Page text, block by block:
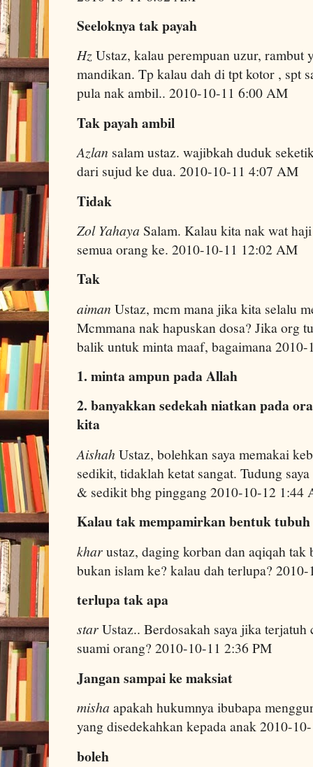
Seeloknya tak payah
HzUstaz, kalau perempuan uzur, rambut
mandikan. Tp kalau dah di tpt kotor , spt
pula nak ambil.. 2010-10-11 6:00 AM
Tak payah ambil
Azlan salam ustaz. wajibkah duduk
dari sujud ke dua. 2010-10-11 4:07 AM
Tidak
Zol Yahaya Salam. Kalau kita nak wat
semua orang ke. 2010-10-11 12:02 AM
Tak
aiman Ustaz, mcm mana jika kita selalu
Mcmmana nak hapuskan dosa? Jika org
balik untuk minta maaf, bagaimana
1. minta ampun pada Allah
2. banyakkan sedekah niatkan pada
kita
AishahUstaz, bolehkan saya memakai
sedikit, tidaklah ketat sangat. Tudung
& sedikit bhg pinggang 2010-10-12 1:44
Kalau tak mempamirkan bentuk tubuh
kharustaz, daging korban dan aqiqah
bukan islam ke? kalau dah terlupa?
terlupa tak apa
starUstaz.. Berdosakah saya jika
suami orang? 2010-10-11 2:36 PM
Jangan sampai ke maksiat
misha apakah hukumnya ibubapa
yang disedekahkan kepada anak 2010-
boleh